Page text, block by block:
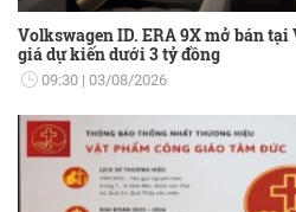
Volkswagen ID. ERA 9X mở bán tại
giá dự kiến dưới 3 tỷ đồng
09:30 03/08/2026